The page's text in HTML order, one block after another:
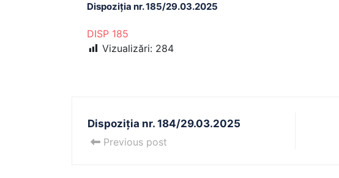
Dispoziția nr. 185/29.03.2025
DISP 185
Vizualizări: 284
Dispoziția nr. 184/29.03.2025
Previous post